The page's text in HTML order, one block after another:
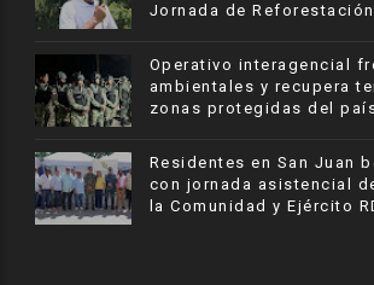
Jornada de
Operativo interagencial
ambientales y recupera
zonas protegidas del
Residentes en San Juan
con jornada asistencial
la Comunidad y Ejército